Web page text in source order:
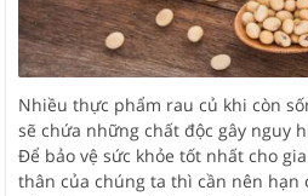
Nhiều thực phẩm rau củ khi còn
sẽ chứa những chất độc gây nguy
Để bảo vệ sức khỏe tốt nhất cho
thân của chúng ta thì cần nên hạn